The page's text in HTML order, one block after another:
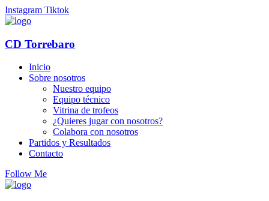
Instagram Tiktok
CD Torrebaro
Inicio
Sobre nosotros
Nuestro equipo
Equipo técnico
Vitrina de trofeos
¿Quieres jugar con nosotros?
Colabora con nosotros
Partidos y Resultados
Contacto
Follow Me